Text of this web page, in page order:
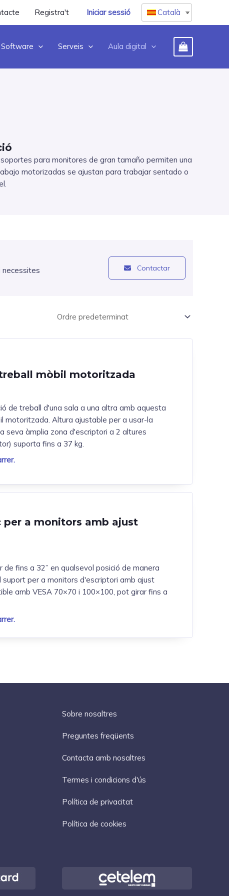
Registra't Iniciar sessió Català
Software Serveis Aula digital
para monitores de gran tamaño permiten una
motorizadas se ajustan para trabajar sentado o
necessites
Contactar
mòbil motoritzada
de treball d'una sala a una altra amb aquesta
motoritzada. Altura ajustable per a usar-la
seva àmplia zona d'escriptori a 2 altures
suporta fins a 37 kg.
per a monitors amb ajust
de fins a 32” en qualsevol posició de manera
suport per a monitors d'escriptori amb ajust
amb VESA 70×70 i 100×100, pot girar fins a
Sobre nosaltres
Preguntes freqüents
Contacta amb nosaltres
Termes i condicions d'ús
Política de privacitat
Política de cookies